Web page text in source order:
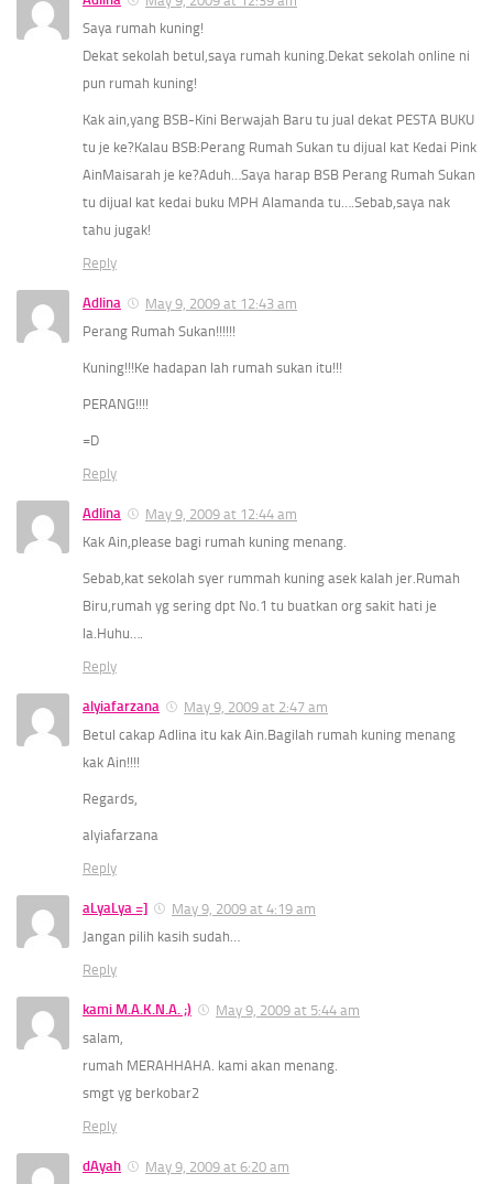
Saya rumah kuning!
Dekat sekolah betul,saya rumah kuning.Dekat sekolah online ni
pun rumah kuning!
Kak ain,yang BSB-Kini Berwajah Baru tu jual dekat PESTA BUKU
tu je ke?Kalau BSB:Perang Rumah Sukan tu dijual kat Kedai Pink
AinMaisarah je ke?Aduh…Saya harap BSB Perang Rumah Sukan
tu dijual kat kedai buku MPH Alamanda tu….Sebab,saya nak
tahu jugak!
Reply
Adlina
May 9, 2009 at 12:43 am
Perang Rumah Sukan!!!!!!
Kuning!!!Ke hadapan lah rumah sukan itu!!!
PERANG!!!!
=D
Reply
Adlina
May 9, 2009 at 12:44 am
Kak Ain,please bagi rumah kuning menang.
Sebab,kat sekolah syer rummah kuning asek kalah jer.Rumah
Biru,rumah yg sering dpt No.1 tu buatkan org sakit hati je
la.Huhu….
Reply
alyiafarzana
May 9, 2009 at 2:47 am
Betul cakap Adlina itu kak Ain.Bagilah rumah kuning menang
kak Ain!!!!
Regards,
alyiafarzana
Reply
aLyaLya =]
May 9, 2009 at 4:19 am
Jangan pilih kasih sudah
Reply
kami M.A.K.N.A. ;)
May 9, 2009 at 5:44 am
salam,
rumah MERAHHAHA. kami akan menang.
smgt yg berkobar2
Reply
dAyah
May 9, 2009 at 6:20 am